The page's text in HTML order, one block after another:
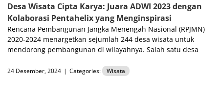
Desa Wisata Cipta Karya: Juara ADWI 2023 dengan
Kolaborasi Pentahelix yang Menginspirasi
Rencana Pembangunan Jangka Menengah Nasional (RPJMN)
2020-2024 menargetkan sejumlah 244 desa wisata untuk
mendorong pembangunan di wilayahnya. Salah satu desa
24 Desember, 2024 | Categories: Wisata